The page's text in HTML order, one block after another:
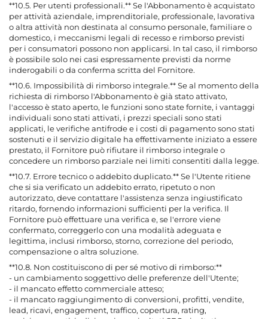
**10.5. Per utenti professionali.** Se l'Abbonamento è acquistato
per attività aziendale, imprenditoriale, professionale, lavorativa
o altra attività non destinata al consumo personale, familiare o
domestico, i meccanismi legali di recesso e rimborso previsti
per i consumatori possono non applicarsi. In tal caso, il rimborso
è possibile solo nei casi espressamente previsti da norme
inderogabili o da conferma scritta del Fornitore.
**10.6. Impossibilità di rimborso integrale.** Se al momento della
richiesta di rimborso l'Abbonamento è già stato attivato,
l'accesso è stato aperto, le funzioni sono state fornite, i vantaggi
individuali sono stati attivati, i prezzi speciali sono stati
applicati, le verifiche antifrode e i costi di pagamento sono stati
sostenuti e il servizio digitale ha effettivamente iniziato a essere
prestato, il Fornitore può rifiutare il rimborso integrale o
concedere un rimborso parziale nei limiti consentiti dalla legge.
**10.7. Errore tecnico o addebito duplicato.** Se l'Utente ritiene
che si sia verificato un addebito errato, ripetuto o non
autorizzato, deve contattare l'assistenza senza ingiustificato
ritardo, fornendo informazioni sufficienti per la verifica. Il
Fornitore può effettuare una verifica e, se l'errore viene
confermato, correggerlo con una modalità adeguata e
legittima, inclusi rimborso, storno, correzione del periodo,
compensazione o altra soluzione.
**10.8. Non costituiscono di per sé motivo di rimborso:**
- un cambiamento soggettivo delle preferenze dell'Utente;
- il mancato effetto commerciale atteso;
- il mancato raggiungimento di conversioni, profitti, vendite,
lead, ricavi, engagement, traffico, copertura, rating,